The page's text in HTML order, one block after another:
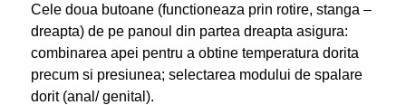
Cele doua butoane (functioneaza prin rotire, stanga –
dreapta) de pe panoul din partea dreapta asigura:
combinarea apei pentru a obtine temperatura dorita
precum si presiunea; selectarea modului de spalare
dorit (anal/ genital).